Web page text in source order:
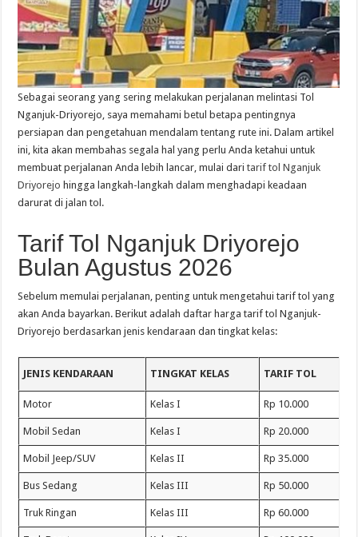
Sebagai seorang yang sering melakukan perjalanan melintasi Tol
Nganjuk-Driyorejo, saya memahami betul betapa pentingnya
persiapan dan pengetahuan mendalam tentang rute ini. Dalam artikel
ini, kita akan membahas segala hal yang perlu Anda ketahui untuk
membuat perjalanan Anda lebih lancar, mulai daritarif tol Nganjuk
Driyorejo hingga langkah-langkah dalam menghadapi keadaan
darurat di jalan tol.
Tarif Tol Nganjuk Driyorejo
Bulan Agustus 2026
Sebelum memulai perjalanan, penting untuk mengetahui tarif tol yang
akan Anda bayarkan. Berikut adalah daftar harga tarif tol Nganjuk-
Driyorejo berdasarkan jenis kendaraan dan tingkat kelas:
JENIS KENDARAAN TINGKAT KELAS TARIF TOL
Motor Kelas I Rp 10.000
Mobil Sedan Kelas I Rp 20.000
Mobil Jeep/SUV Kelas II Rp 35.000
Bus Sedang Kelas III Rp 50.000
Truk Ringan Kelas III Rp 60.000